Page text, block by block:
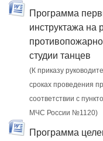
Программа
инструктажа на
студии танцев
(К приказу
сроках проведения
соответствии с
МЧС России №1120)
Программа